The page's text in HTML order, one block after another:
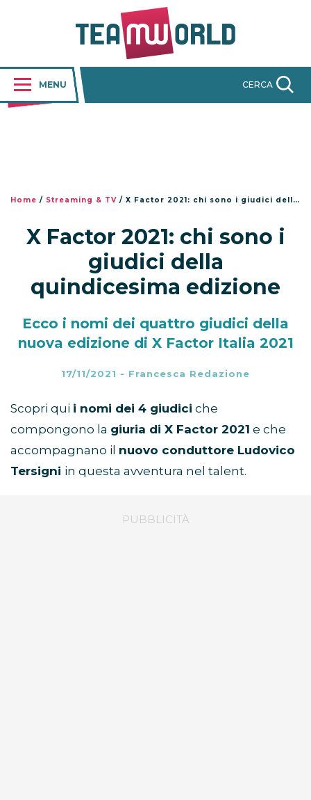
MENU CERCA
Home / Streaming & TV / X Factor 2021: chi sono i giudici della quindicesima edizione
X Factor 2021: chi sono i
giudici della
quindicesima edizione
Ecco i nomi dei quattro giudici della
nuova edizione di X Factor Italia 2021
17/11/2021 - Francesca Redazione
Scopri qui i nomi dei 4 giudici che
compongono la giuria di X Factor 2021 e che
accompagnano il nuovo conduttore Ludovico
Tersigni in questa avventura nel talent.